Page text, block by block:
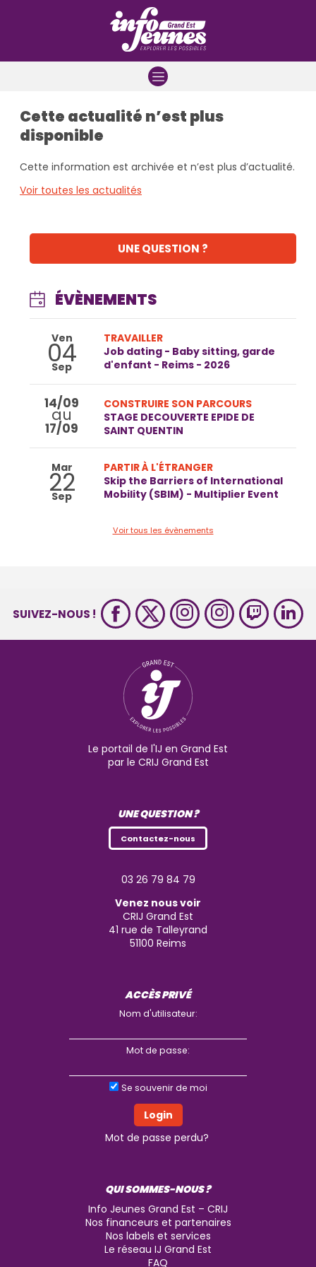
Cette actualité n’est plus
disponible
Cette information est archivée et n’est plus d’actualité.
Voir toutes les actualités
UNE QUESTION ?
ÉVÈNEMENTS
Ven
04
Sep
TRAVAILLER
Job dating - Baby sitting, garde
d'enfant - Reims - 2026
14/09
au
17/09
CONSTRUIRE SON PARCOURS
STAGE DECOUVERTE EPIDE DE
SAINT QUENTIN
Mar
22
Sep
PARTIR À L'ÉTRANGER
Skip the Barriers of International
Mobility (SBIM) - Multiplier Event
Voir tous les évènements
SUIVEZ-NOUS !
Le portail de l'IJ en Grand Est
par le CRIJ Grand Est
UNE QUESTION ?
Contactez-nous
03 26 79 84 79
Venez nous voir
CRIJ Grand Est
41 rue de Talleyrand
51100 Reims
ACCÈS PRIVÉ
Nom d'utilisateur:
Mot de passe:
Se souvenir de moi
Mot de passe perdu?
QUI SOMMES-NOUS ?
Info Jeunes Grand Est – CRIJ
Nos financeurs et partenaires
Nos labels et services
Le réseau IJ Grand Est
FAQ